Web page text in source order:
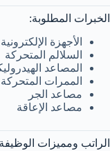
الخبرات المطلوبة:
الأجهزة الإلكترونية
السلالم المتحركة
المصاعد
الممرات المتحركة
مصاعد الجر
مصاعد الإعاقة
الراتب ومميزات